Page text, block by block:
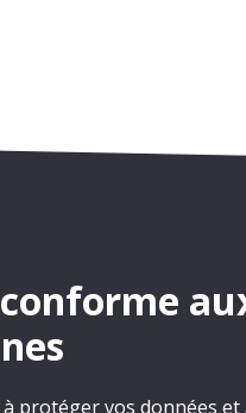
protéger vos données